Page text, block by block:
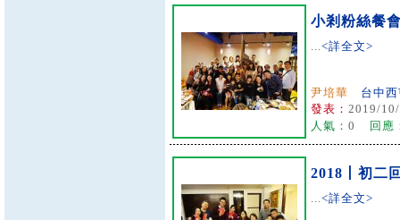
小剎粉絲餐
...<詳全文>
尹培華
台中
發表： 2019/
人氣： 0 回應
2018丨初二
...<詳全文>